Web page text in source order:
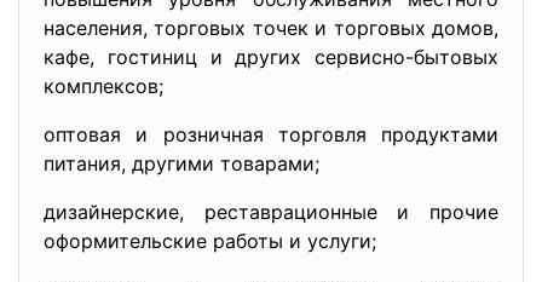
населения, торговых точек и торговых домов,
кафе, гостиниц и других сервисно-бытовых
комплексов;
оптовая и розничная торговля продуктами
питания, другими товарами;
дизайнерские, реставрационные и прочие
оформительские работы и услуги;